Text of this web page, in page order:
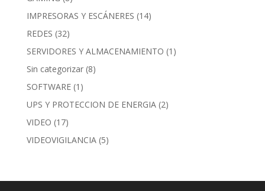
IMPRESORAS Y ESCÁNERES (14)
REDES (32)
SERVIDORES Y ALMACENAMIENTO (1)
Sin categorizar (8)
SOFTWARE (1)
UPS Y PROTECCION DE ENERGIA (2)
VIDEO (17)
VIDEOVIGILANCIA (5)